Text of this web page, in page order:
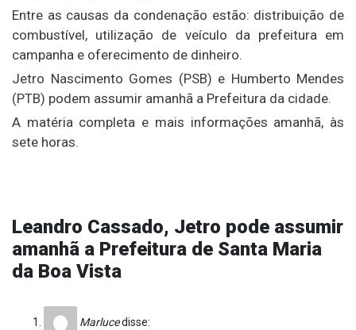
Entre as causas da condenação estão: distribuição de
combustível, utilização de veículo da prefeitura em
campanha e oferecimento de dinheiro.
Jetro Nascimento Gomes (PSB) e Humberto Mendes
(PTB) podem assumir amanhã a Prefeitura da cidade.
A matéria completa e mais informações amanhã, às
sete horas.
Leandro Cassado, Jetro pode assumir
amanhã a Prefeitura de Santa Maria
da Boa Vista
Marlucedisse: